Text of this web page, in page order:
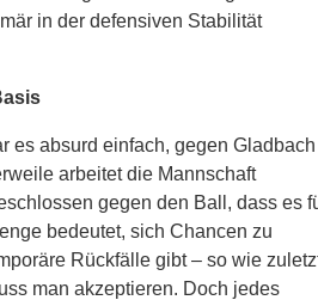
in der defensiven Stabilität
es absurd einfach, gegen Gladbach
arbeitet die Mannschaft
gegen den Ball, dass es
bedeutet, sich Chancen zu
Rückfälle gibt – so wie
man akzeptieren. Doch jedes